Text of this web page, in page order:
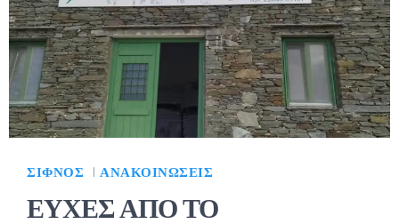
ΣΊΦΝΟΣ ΑΝΑΚΟΙΝΏΣΕΙΣ
ΕΥΧΕΣ ΑΠΟ ΤΟ